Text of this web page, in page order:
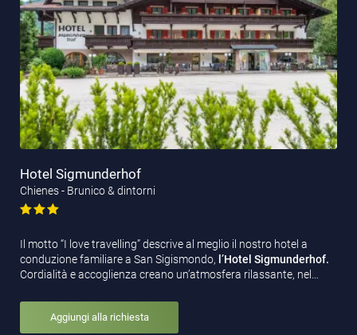
Hotel Sigmunderhof
Chienes - Brunico & dintorni
Il motto “I love travelling” descrive al meglio il nostro hotel a
conduzione familiare a San Sigismondo, l’Hotel Sigmunderhof.
Cordialità e accoglienza creano un’atmosfera rilassante, nel…
Aggiungi alla richiesta